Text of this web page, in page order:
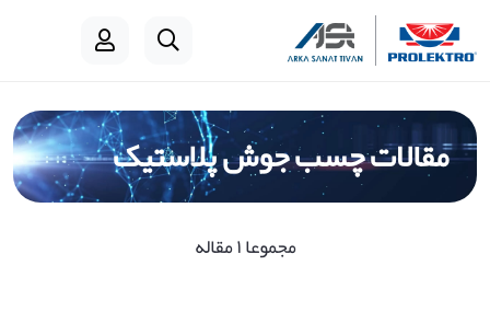
مقالات چسب جوش پلاستیک
مجموعا ۱ مقاله